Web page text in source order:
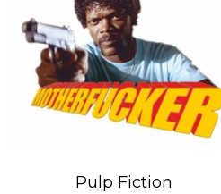
Pulp Fiction